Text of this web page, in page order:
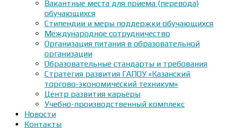
Вакантные места для приема (перевода)
обучающихся
Стипендии и меры поддержки обучающихся
Международное сотрудничество
Организация питания в образовательной
организации
Образовательные стандарты и требования
Стратегия развития ГАПОУ «Казанский
торгово-экономический техникум»
Центр развития карьеры
Учебно-производственный комплекс
Новости
Контакты